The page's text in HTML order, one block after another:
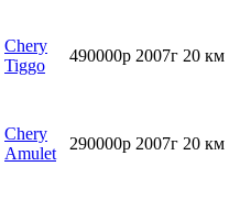
Chery
Tiggo
490000р 2007г 20 км
Chery
Amulet
290000р 2007г 20 км